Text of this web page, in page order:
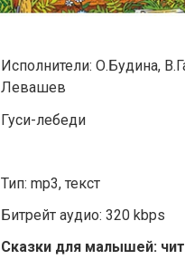
Исполнители: О.Будина,
Левашев
Гуси-лебеди
Тип: mp3, текст
Битрейт аудио: 320 kbps
Сказки для малышей: